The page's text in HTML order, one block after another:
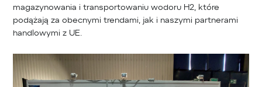
magazynowania i transportowaniu wodoru H2, które
podążają za obecnymi trendami, jak i naszymi partnerami
handlowymi z UE.